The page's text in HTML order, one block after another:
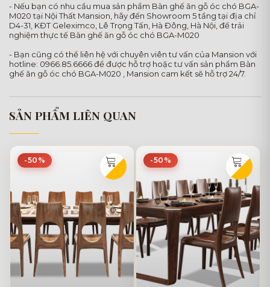
- Nếu bạn có nhu cầu mua sản phẩm Bàn ghế ăn gỗ óc chó BGA-
M020 tại Nội Thất Mansion, hãy đến Showroom 5 tầng tại địa chỉ
D4-31, KĐT Geleximco, Lê Trọng Tấn, Hà Đông, Hà Nội, để trải
nghiệm thực tế Bàn ghế ăn gỗ óc chó BGA-M020
- Bạn cũng có thể liên hệ với chuyên viên tư vấn của Mansion với
hotline: 0966.85.6666 để được hỗ trợ hoặc tư vấn sản phẩm Bàn
ghế ăn gỗ óc chó BGA-M020 , Mansion cam kết sẽ hỗ trợ 24/7.
SẢN PHẨM LIÊN QUAN
-50% -50%